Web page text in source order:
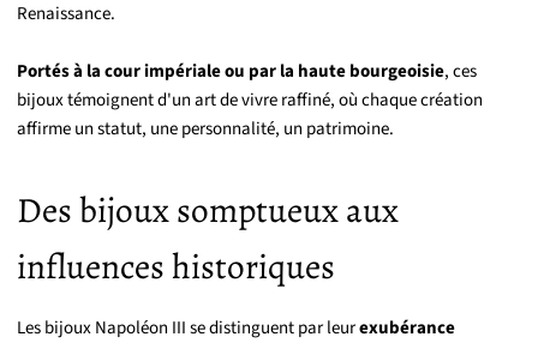
Renaissance.
Portés à la cour impériale ou par la haute bourgeoisie, ces
bijoux témoignent d'un art de vivre raffiné, où chaque création
affirme un statut, une personnalité, un patrimoine.
Des bijoux somptueux aux
influences historiques
Les bijoux Napoléon III se distinguent par leurexubérance